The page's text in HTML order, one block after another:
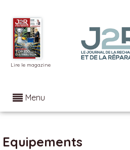
Lire le magazine
Menu
Equipements